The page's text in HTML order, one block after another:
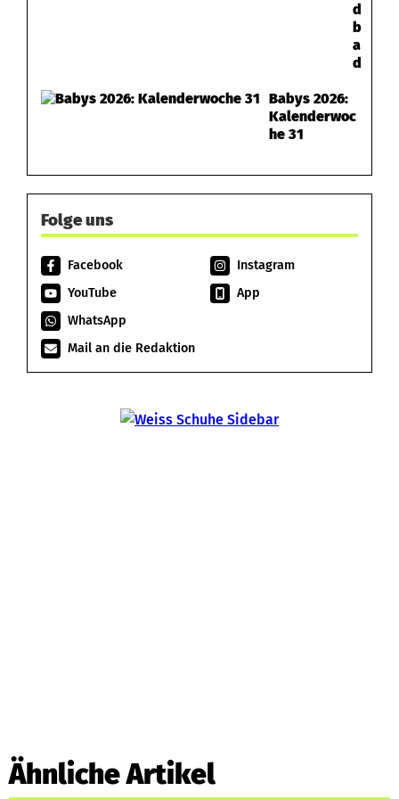
d
b
a
d
Babys 2026:
Kalenderwoc
he 31
Folge uns
Facebook
Instagram
YouTube
App
WhatsApp
Mail an die Redaktion
Ähnliche Artikel